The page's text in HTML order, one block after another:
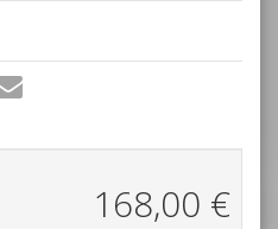
168,00 €